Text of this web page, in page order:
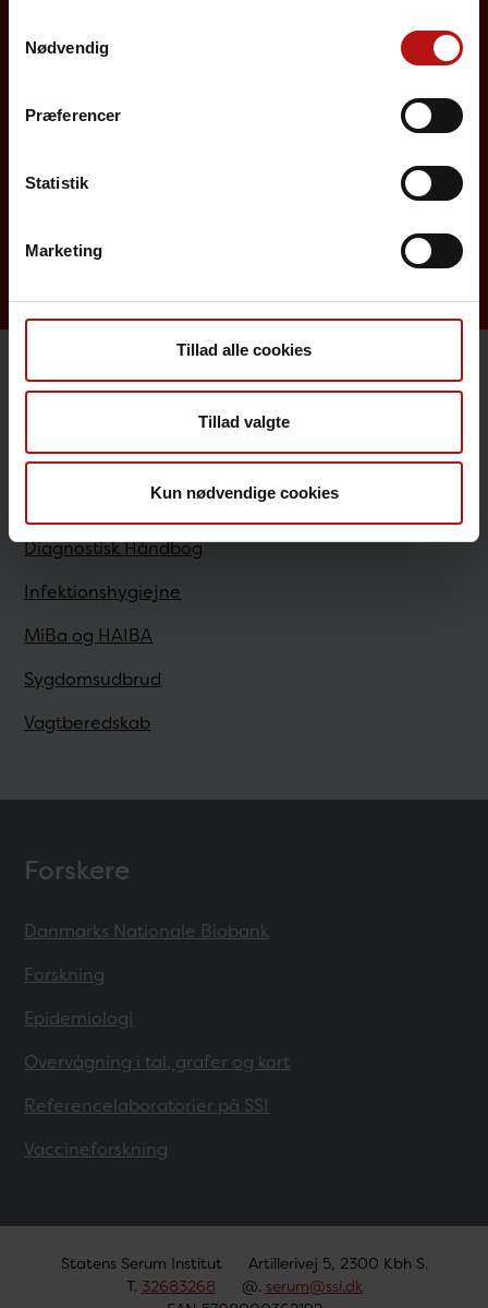
Nødvendig
Præferencer
Statistik
Marketing
Tillad alle cookies
Tillad valgte
Kun nødvendige cookies
Rejsevaccination
MiBa, HAIBA og det digitale infektionsberedskab
Sundhedsfaglige
Antibiotikaresistens
Diagnostisk Håndbog
Infektionshygiejne
MiBa og HAIBA
Sygdomsudbrud
Vagtberedskab
Forskere
Danmarks Nationale Biobank
Forskning
Epidemiologi
Overvågning i tal, grafer og kort
Referencelaboratorier på SSI
Vaccineforskning
Statens Serum Institut
Artillerivej 5, 2300 Kbh S.
T. 32683268 @. serum@ssi.dk